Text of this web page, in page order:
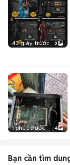
43 giây trước 2
1 phút trước 4
Bạn cần tìm